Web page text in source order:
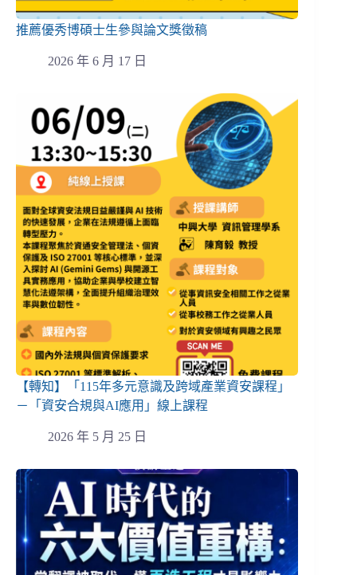
推薦優秀博碩士生參與論文獎徵稿
2026 年 6 月 17 日
【轉知】「115年多元意識及跨域產業資安課程」
－「資安合規與AI應用」線上課程
2026 年 5 月 25 日